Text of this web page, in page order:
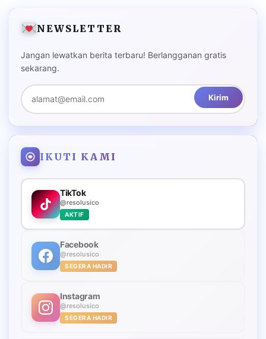
NEWSLETTER
Jangan lewatkan berita terbaru! Berlangganan gratis
sekarang.
Kirim
IKUTI KAMI
TikTok
@resolusico
AKTIF
Facebook
@resolusico
SEGERA HADIR
Instagram
@resolusico
SEGERA HADIR